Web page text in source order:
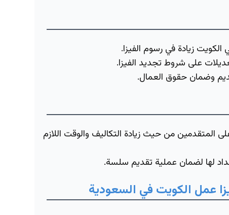
زيادة في رسوم الفيزا.
على شروط تجديد الفيزا.
وضمان حقوق العمال.
المتقدمين من حيث زيادة التكاليف والوقت اللازم
لها لضمان عملية تقديم سلسة.
عمل الكويت في السعودية